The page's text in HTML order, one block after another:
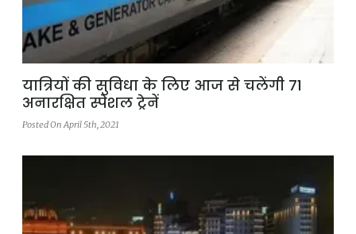
यात्रियों की सुविधा के लिए आज से चलेंगी 71
अनारक्षित स्पेशल ट्रेनें
Posted On April 5th, 2021